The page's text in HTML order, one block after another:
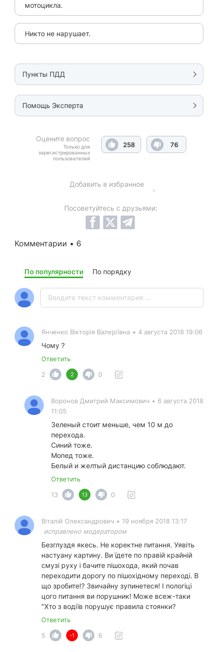
мотоцикла.
Никто не нарушает.
Пункты ПДД
Помощь Эксперта
Оцените вопрос
Только для
зарегистрированных
пользователей
258 76
Добавить в избранное
Посоветуйтесь с друзьями:
Комментарии • 6
По популярности По порядку
Янченко Вікторія Валеріївна • 4 августа 2018 19:06
Чому ?
Ответить
2
2 0
Воронов Дмитрий Максимович • 6 августа 2018
11:05
Зеленый стоит меньше, чем 10 м до
перехода.
Синий тоже.
Мопед тоже.
Белый и желтый дистанцию соблюдают.
Ответить
13
13 0
Віталій Олександрович • 19 ноября 2018 13:17
исправлено модератором
Безглуздя якесь. Не коректне питання. Уявіть
настуану картину. Ви їдете по правій крайній
смузі руху і бачите пішохода, який почав
переходити дорогу по пішохідному переході. В
що зробите!? Звичайну зупинетеся! І пологіці
цого питання ви порушник! Може всеж-таки
"Хто з водіїв порушує правила стоянки?
Ответить
5
-1 6